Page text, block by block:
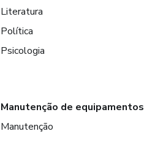
Literatura
Política
Psicologia
Manutenção de equipamentos
Manutenção